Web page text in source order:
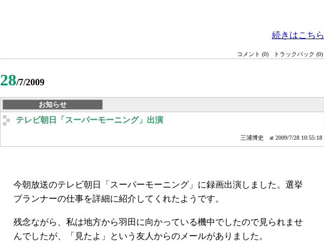
続きはこちら
コメント (0) トラックバック (0)
28/7/2009
お知らせ
テレビ朝日「スーパーモーニング」出演
三浦博史 at 2009/7/28 10:55:18
今朝放送のテレビ朝日「スーパーモーニング」に録画出演しました。選挙
プランナーの仕事を詳細に紹介してくれたようです。
残念ながら、私は地方から羽田に向かっている機中でしたので見られませ
んでしたが、「見たよ」という友人からのメールがありました。